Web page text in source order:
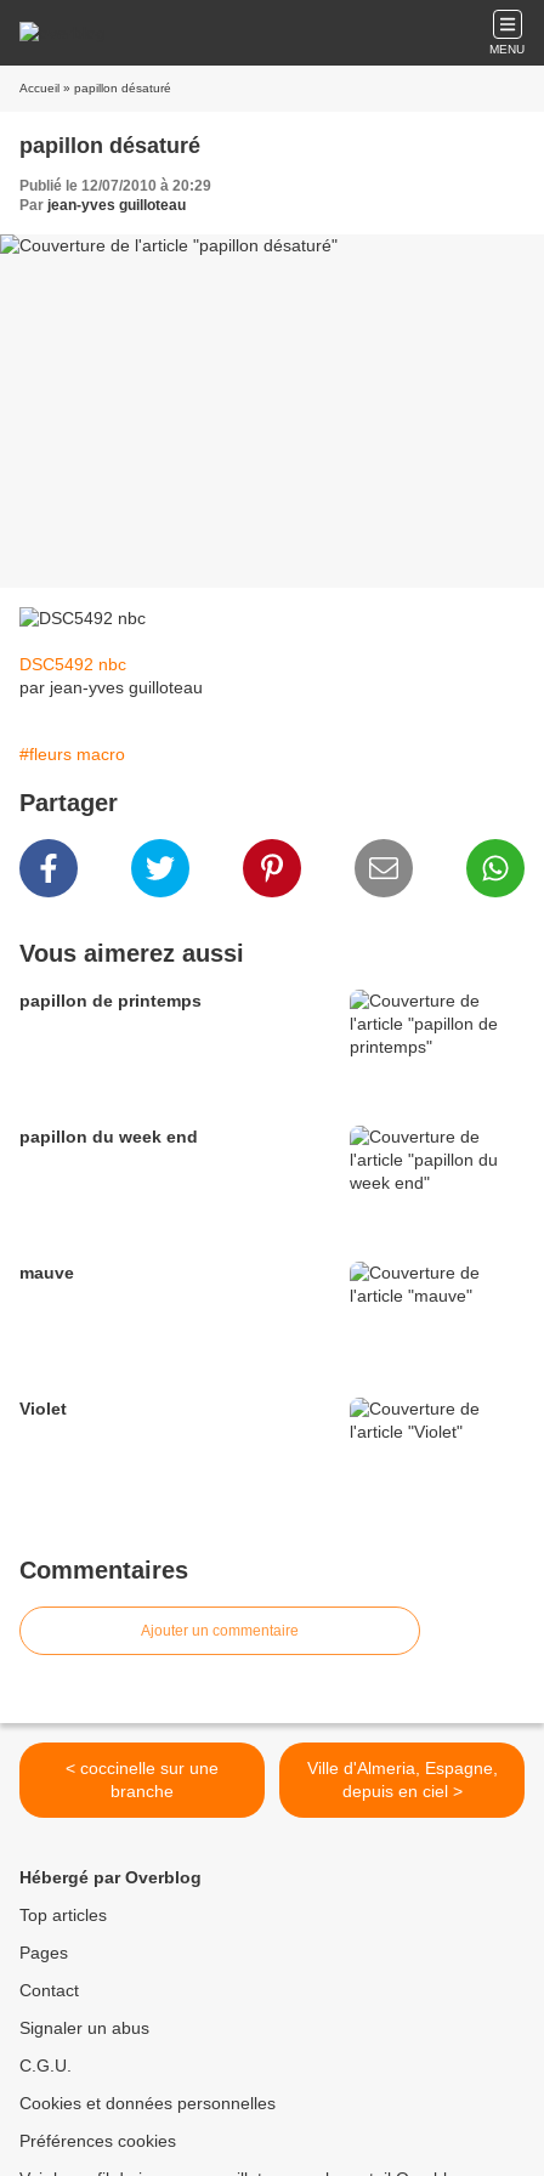
MENU
Accueil » papillon désaturé
papillon désaturé
Publié le 12/07/2010 à 20:29
Par jean-yves guilloteau
DSC5492 nbc
par jean-yves guilloteau
#fleurs macro
Partager
Vous aimerez aussi
papillon de printemps
papillon du week end
mauve
Violet
Commentaires
Ajouter un commentaire
< coccinelle sur une
branche
Ville d'Almeria, Espagne,
depuis en ciel >
Hébergé par Overblog
Top articles
Pages
Contact
Signaler un abus
C.G.U.
Cookies et données personnelles
Préférences cookies